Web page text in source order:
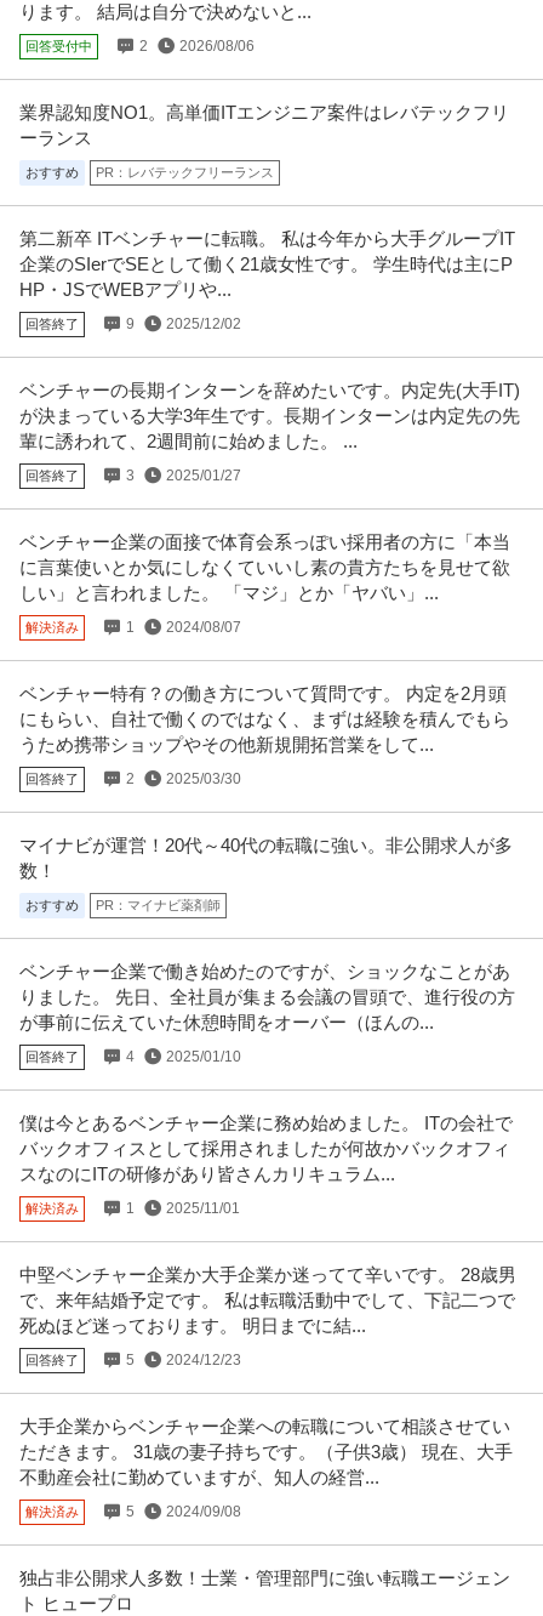
ります。 結局は自分で決めないと...
回答受付中 2 2026/08/06
業界認知度NO1。高単価ITエンジニア案件はレバテックフリ
ーランス
おすすめ PR：レバテックフリーランス
第二新卒 ITベンチャーに転職。 私は今年から大手グループIT
企業のSIerでSEとして働く21歳女性です。 学生時代は主にP
HP・JSでWEBアプリや...
回答終了 9 2025/12/02
ベンチャーの長期インターンを辞めたいです。内定先(大手IT)
が決まっている大学3年生です。長期インターンは内定先の先
輩に誘われて、2週間前に始めました。 ...
回答終了 3 2025/01/27
ベンチャー企業の面接で体育会系っぽい採用者の方に「本当
に言葉使いとか気にしなくていいし素の貴方たちを見せて欲
しい」と言われました。 「マジ」とか「ヤバい」...
解決済み 1 2024/08/07
ベンチャー特有？の働き方について質問です。 内定を2月頭
にもらい、自社で働くのではなく、まずは経験を積んでもら
うため携帯ショップやその他新規開拓営業をして...
回答終了 2 2025/03/30
マイナビが運営！20代～40代の転職に強い。非公開求人が多
数！
おすすめ PR：マイナビ薬剤師
ベンチャー企業で働き始めたのですが、ショックなことがあ
りました。 先日、全社員が集まる会議の冒頭で、進行役の方
が事前に伝えていた休憩時間をオーバー（ほんの...
回答終了 4 2025/01/10
僕は今とあるベンチャー企業に務め始めました。 ITの会社で
バックオフィスとして採用されましたが何故かバックオフィ
スなのにITの研修があり皆さんカリキュラム...
解決済み 1 2025/11/01
中堅ベンチャー企業か大手企業か迷ってて辛いです。 28歳男
で、来年結婚予定です。 私は転職活動中でして、下記二つで
死ぬほど迷っております。 明日までに結...
回答終了 5 2024/12/23
大手企業からベンチャー企業への転職について相談させてい
ただきます。 31歳の妻子持ちです。（子供3歳） 現在、大手
不動産会社に勤めていますが、知人の経営...
解決済み 5 2024/09/08
独占非公開求人多数！士業・管理部門に強い転職エージェン
ト ヒュープロ